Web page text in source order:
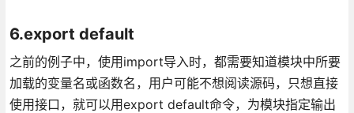
6.export default
之前的例子中，使用import导入时，都需要知道模块中所要
加载的变量名或函数名，用户可能不想阅读源码，只想直接
使用接口，就可以用export default命令，为模块指定输出